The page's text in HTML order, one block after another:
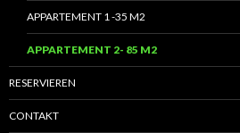
APPARTEMENT 1 -35 M2
APPARTEMENT 2- 85 M2
RESERVIEREN
CONTAKT